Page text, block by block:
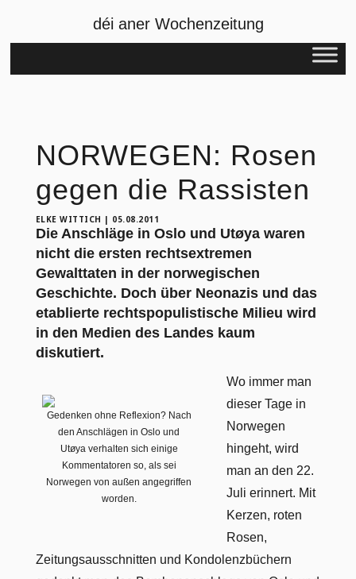
déi aner Wochenzeitung
NORWEGEN: Rosen
gegen die Rassisten
ELKE WITTICH | 05.08.2011
Die Anschläge in Oslo und Utøya waren
nicht die ersten rechtsextremen
Gewalttaten in der norwegischen
Geschichte. Doch über Neonazis und das
etablierte rechtspopulistische Milieu wird
in den Medien des Landes kaum
diskutiert.
Gedenken ohne Reflexion? Nach
den Anschlägen in Oslo und
Utøya verhalten sich einige
Kommentatoren so, als sei
Norwegen von außen angegriffen
worden.
Wo immer man
dieser Tage in
Norwegen
hingeht, wird
man an den 22.
Juli erinnert. Mit
Kerzen, roten
Rosen,
Zeitungsausschnitten und Kondolenzbüchern